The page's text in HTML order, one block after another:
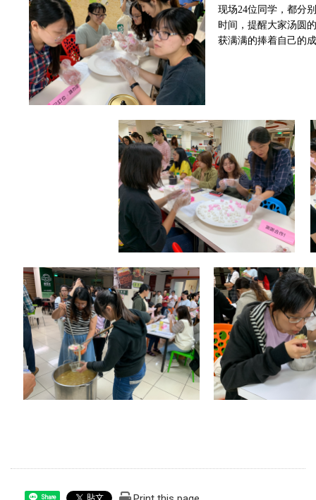
现场24位同学，都分
时间，提醒大家汤圆
获满满的捧着自己的
Share